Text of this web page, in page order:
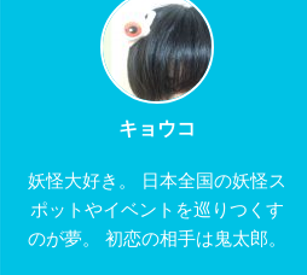
キョウコ
妖怪大好き。 日本全国の妖怪ス
ポットやイベントを巡りつくす
のが夢。 初恋の相手は鬼太郎。